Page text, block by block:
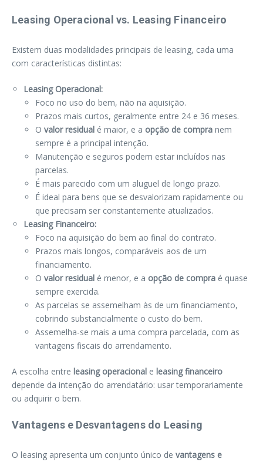
Leasing Operacional vs. Leasing Financeiro
Existem duas modalidades principais de leasing, cada uma
com características distintas:
Leasing Operacional:
Foco no uso do bem, não na aquisição.
Prazos mais curtos, geralmente entre 24 e 36 meses.
O valor residual é maior, e a opção de compra nem
sempre é a principal intenção.
Manutenção e seguros podem estar incluídos nas
parcelas.
É mais parecido com um aluguel de longo prazo.
É ideal para bens que se desvalorizam rapidamente ou
que precisam ser constantemente atualizados.
Leasing Financeiro:
Foco na aquisição do bem ao final do contrato.
Prazos mais longos, comparáveis aos de um
financiamento.
O valor residual é menor, e a opção de compra é quase
sempre exercida.
As parcelas se assemelham às de um financiamento,
cobrindo substancialmente o custo do bem.
Assemelha-se mais a uma compra parcelada, com as
vantagens fiscais do arrendamento.
A escolha entre leasing operacional e leasing financeiro
depende da intenção do arrendatário: usar temporariamente
ou adquirir o bem.
Vantagens e Desvantagens do Leasing
O leasing apresenta um conjunto único de vantagens e